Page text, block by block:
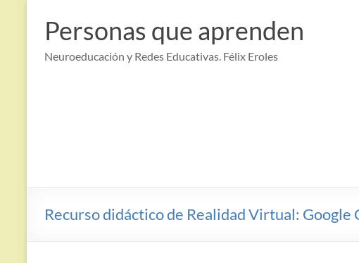
contenido
Personas que aprenden
Neuroeducación y Redes Educativas. Félix Eroles
Recurso didáctico de Realidad Virtual: Google